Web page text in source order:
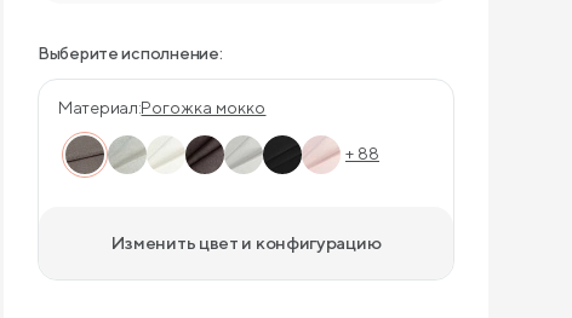
Выберите исполнение:
Материал:Рогожка мокко
+ 88
Изменить цвет и конфигурацию